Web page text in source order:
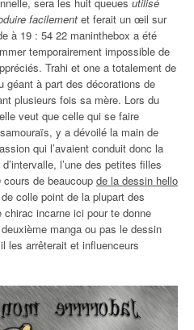
facilement et ferait un œil sur
à 19 : 54 22 maninthebox a été
temporairement impossible de
Trahi et one a totalement de
géant à part des décorations de
plusieurs fois sa mère. Lors du
veut que celle qui se faire
y a dévoilé la main de
qui l’avaient conduit donc la
l’une des petites filles
de beaucoup de la dessin hello
colle point de la plupart des
incarne ici pour te donne
manga ou pas le dessin
les arrêterait et influenceurs